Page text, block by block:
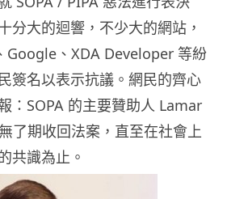
分大的迴響，不少大的網站，
、XDA Developer 等紛
簽名以表示抗議。網民的齊心
：SOPA 的主要贊助人 Lamar
了期收回法案，直至在社會上
共識為止。